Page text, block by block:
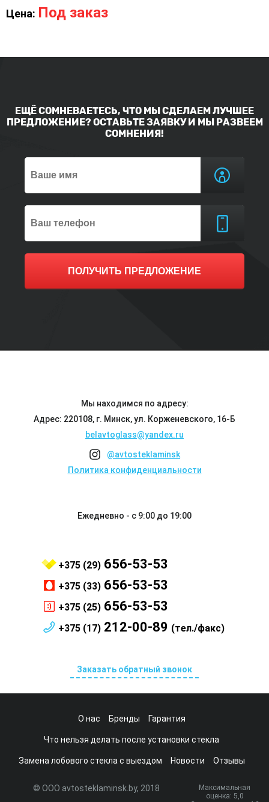
Цена: Под заказ
ЕЩЁ СОМНЕВАЕТЕСЬ, ЧТО МЫ СДЕЛАЕМ ЛУЧШЕЕ
ПРЕДЛОЖЕНИЕ? ОСТАВЬТЕ ЗАЯВКУ И МЫ РАЗВЕЕМ
СОМНЕНИЯ!
ПОЛУЧИТЬ ПРЕДЛОЖЕНИЕ
Мы находимся по адресу:
Адрес: 220108, г. Минск, ул. Корженевского, 16-Б
belavtoglass@yandex.ru
@avtosteklaminsk
Политика конфиденциальности
Ежедневно - с 9:00 до 19:00
+375 (29) 656-53-53
+375 (33) 656-53-53
+375 (25) 656-53-53
+375 (17) 212-00-89 (тел./факс)
Заказать обратный звонок
О нас Бренды Гарантия
Что нельзя делать после установки стекла
Замена лобового стекла с выездом Новости Отзывы
© ООО avtosteklaminsk.by, 2018
Максимальная
оценка: 5,0